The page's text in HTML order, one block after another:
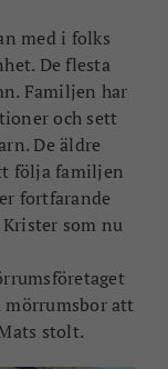
med i folks
De flesta
Familjen har
och sett
De äldre
följa familjen
fortfarande
som nu
mörrumsbor att
stolt.